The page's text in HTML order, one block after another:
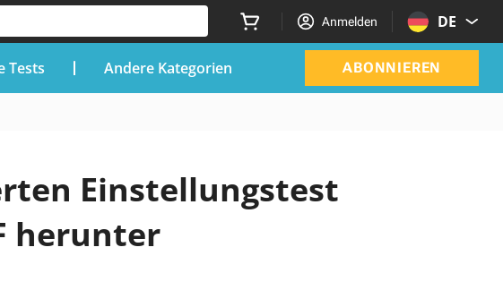
Anmelden DE
Tests Andere Kategorien ABONNIEREN
Einstellungstest
herunter